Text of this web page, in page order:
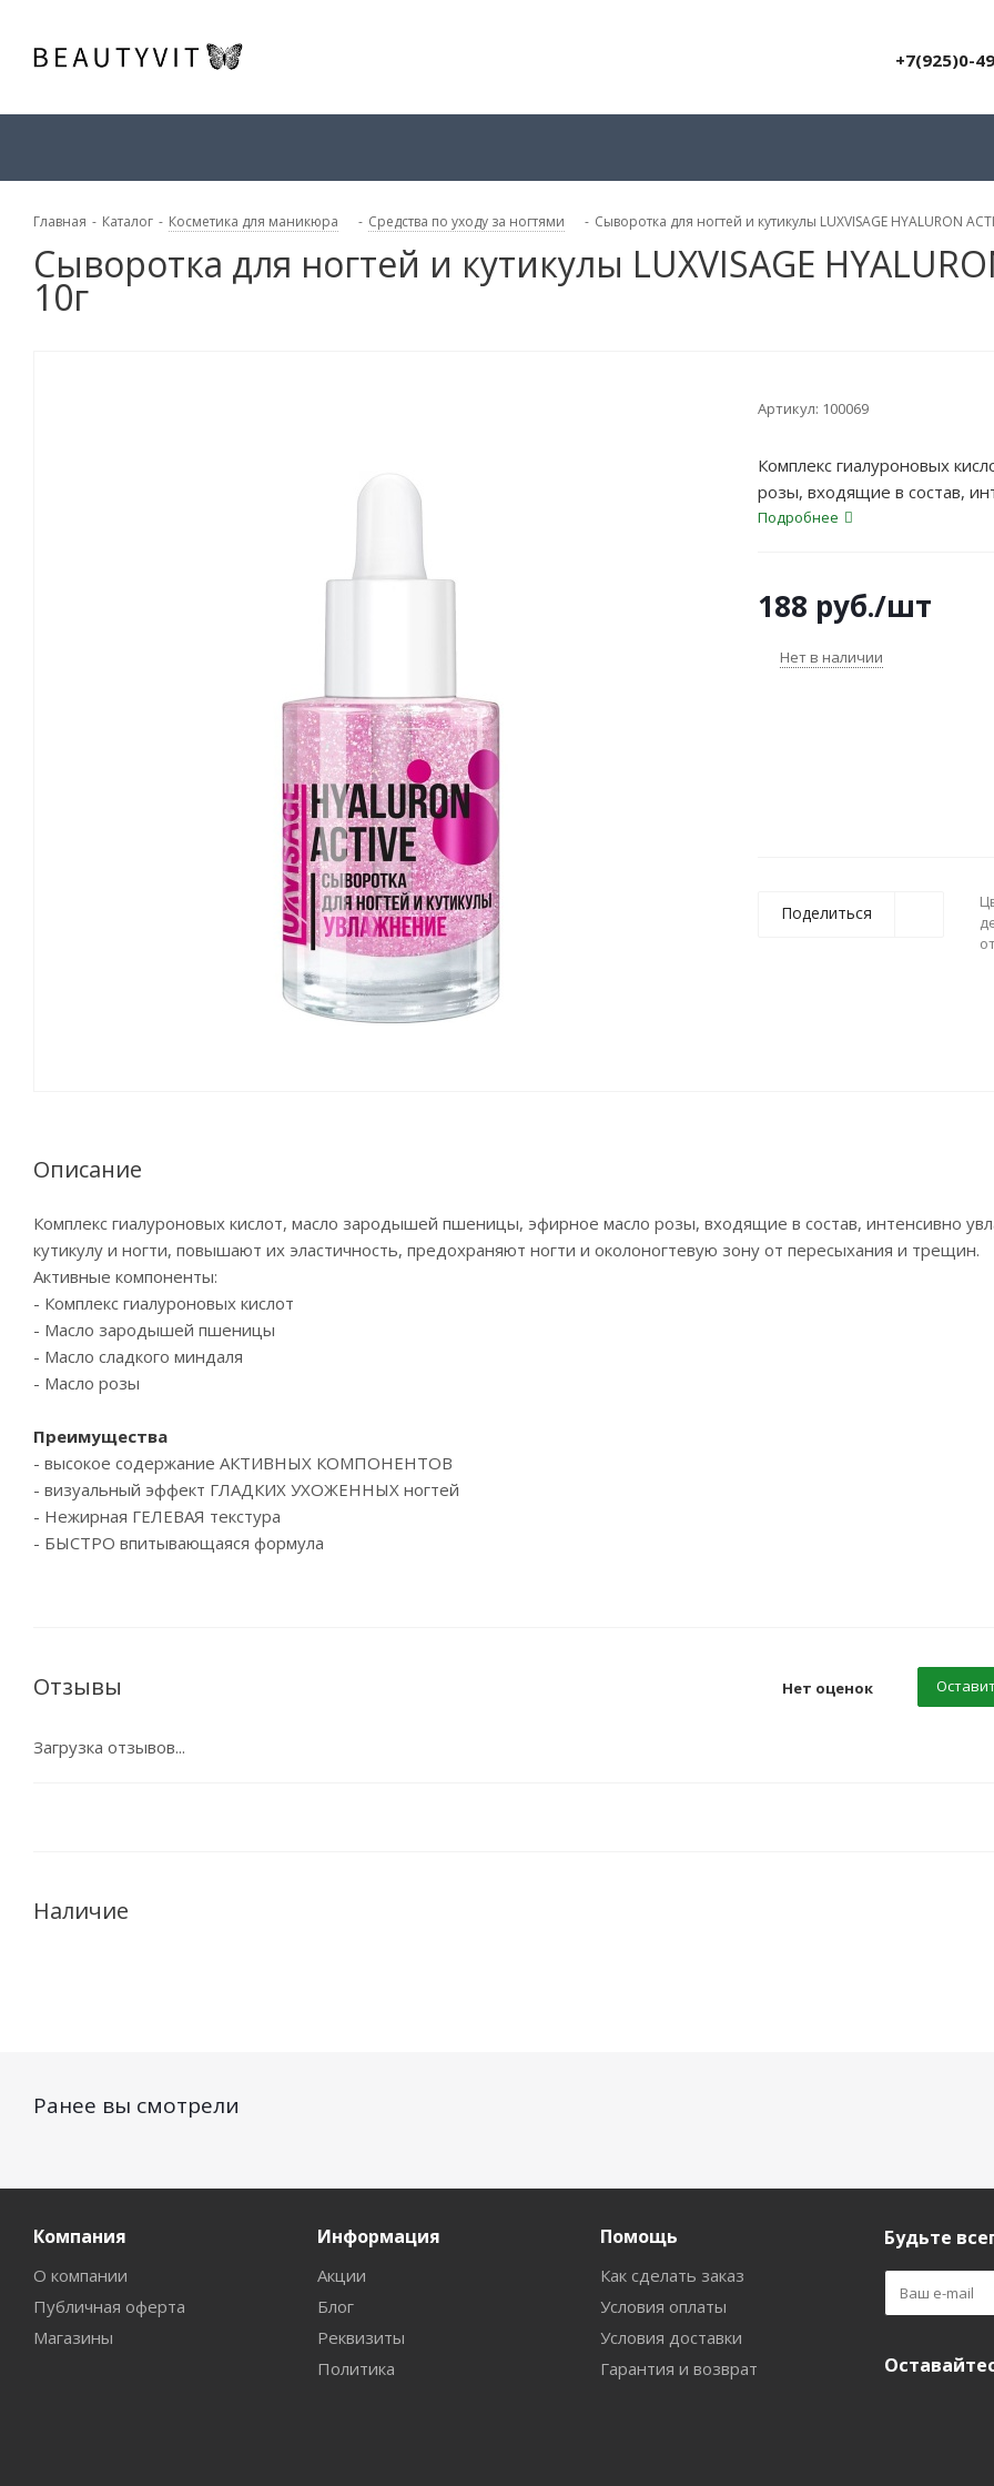
+7(925)0-
Главная - Каталог - Косметика для маникюра - Средства по уходу за ногтями - Сыворотка для ногтей и кутикулы LUXVISAGE HYALURON
Сыворотка для ногтей и кутикулы LUXVISAGE
10г
Артикул: 100069
Комплекс гиалуроновых
розы, входящие в состав,
эластичность,
Подробнее
188 руб./шт
Нет в наличии
Поделиться
Описание
Комплекс гиалуроновых кислот, масло зародышей пшеницы, эфирное масло розы, входящие в состав, интенсивно
кутикулу и ногти, повышают их эластичность, предохраняют ногти и околоногтевую зону от пересыхания и трещин.
Активные компоненты:
- Комплекс гиалуроновых кислот
- Масло зародышей пшеницы
- Масло сладкого миндаля
- Масло розы
Преимущества
- высокое содержание АКТИВНЫХ КОМПОНЕНТОВ
- визуальный эффект ГЛАДКИХ УХОЖЕННЫХ ногтей
- Нежирная ГЕЛЕВАЯ текстура
- БЫСТРО впитывающаяся формула
Отзывы Нет оценок
Загрузка отзывов...
Наличие
Ранее вы смотрели
Компания
О компании
Публичная оферта
Магазины
Информация
Акции
Блог
Реквизиты
Политика
Помощь
Как сделать заказ
Условия оплаты
Условия доставки
Гарантия и возврат
Будьте